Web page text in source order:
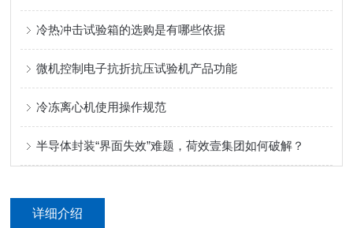
冷热冲击试验箱的选购是有哪些依据
微机控制电子抗折抗压试验机产品功能
冷冻离心机使用操作规范
半导体封装“界面失效”难题，荷效壹集团如何破解？
详细介绍